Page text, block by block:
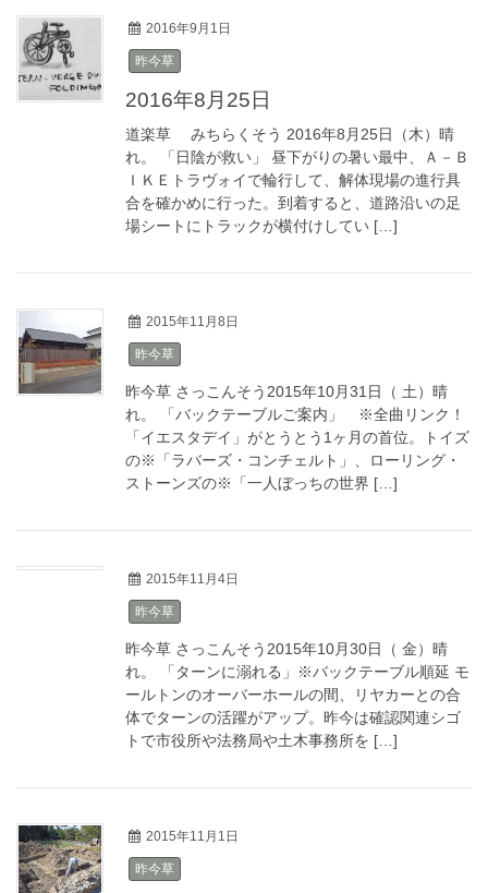
2016年9月1日
昨今草
2016年8月25日
道楽草 みちらくそう 2016年8月25日（木）晴
れ。 「日陰が救い」 昼下がりの暑い最中、Ａ－Ｂ
ＩＫＥトラヴォイで輪行して、解体現場の進行具
合を確かめに行った。到着すると、道路沿いの足
場シートにトラックが横付けしてい […]
2015年11月8日
昨今草
昨今草 さっこんそう2015年10月31日（ 土）晴
れ。 「バックテーブルご案内」 ※全曲リンク！
「イエスタデイ」がとうとう1ヶ月の首位。トイズ
の※「ラバーズ・コンチェルト」、ローリング・
ストーンズの※「一人ぼっちの世界 […]
2015年11月4日
昨今草
昨今草 さっこんそう2015年10月30日（ 金）晴
れ。 「ターンに溺れる」※バックテーブル順延 モ
ールトンのオーバーホールの間、リヤカーとの合
体でターンの活躍がアップ。昨今は確認関連シゴ
トで市役所や法務局や土木事務所を […]
2015年11月1日
昨今草